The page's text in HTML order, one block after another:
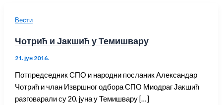
Вести
Чотрић и Јакшић у Темишвару
21. јун 2016.
Потпредседник СПО и народни посланик Александар
Чотрић и члан Извршног одбора СПО Миодраг Јакшић
разговарали су 20. јуна у Темишвару […]